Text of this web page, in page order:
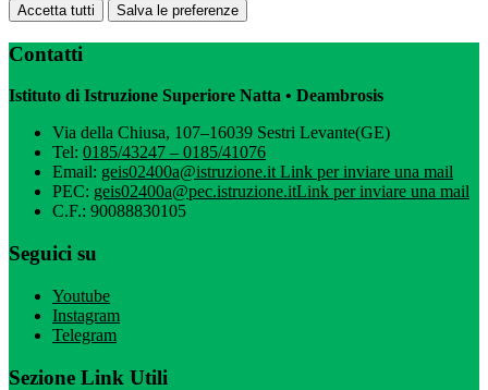
Accetta tutti Salva le preferenze
Contatti
Istituto di Istruzione Superiore Natta • Deambrosis
Via della Chiusa, 107–16039 Sestri Levante(GE)
Tel: 0185/43247 – 0185/41076
Email: geis02400a@istruzione.itLink per inviare una mail
PEC: geis02400a@pec.istruzione.itLink per inviare una mail
C.F.: 90088830105
Seguici su
Youtube
Instagram
Telegram
Sezione Link Utili